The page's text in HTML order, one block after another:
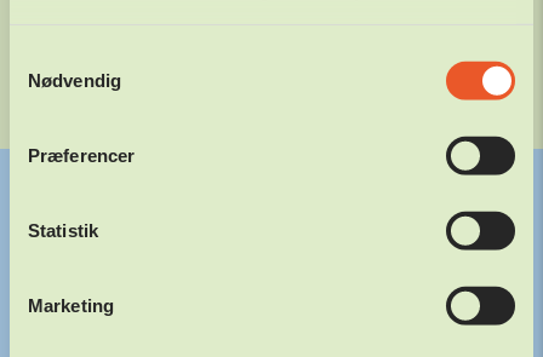
Nødvendig
Præferencer
Statistik
Marketing